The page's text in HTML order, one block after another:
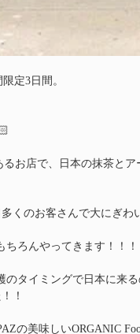
定3日間。
お店で、日本の抹茶とア
くのお客さんで大にぎわ
ろんやってきます！！！
タイミングで日本に来る
！
の美味しいORGANIC